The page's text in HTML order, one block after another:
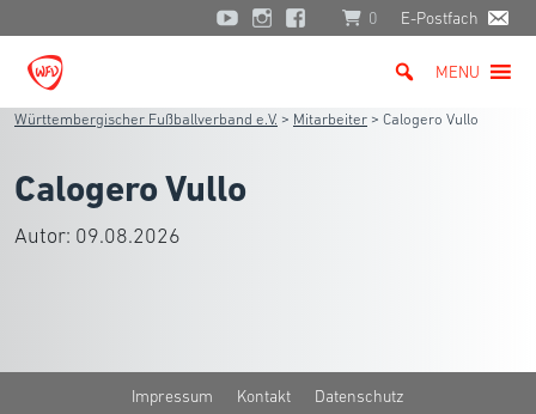
0 E-Postfach
MENU
Württembergischer Fußballverband e.V. > Mitarbeiter > Calogero Vullo
Calogero Vullo
Autor: 09.08.2026
Impressum Kontakt Datenschutz